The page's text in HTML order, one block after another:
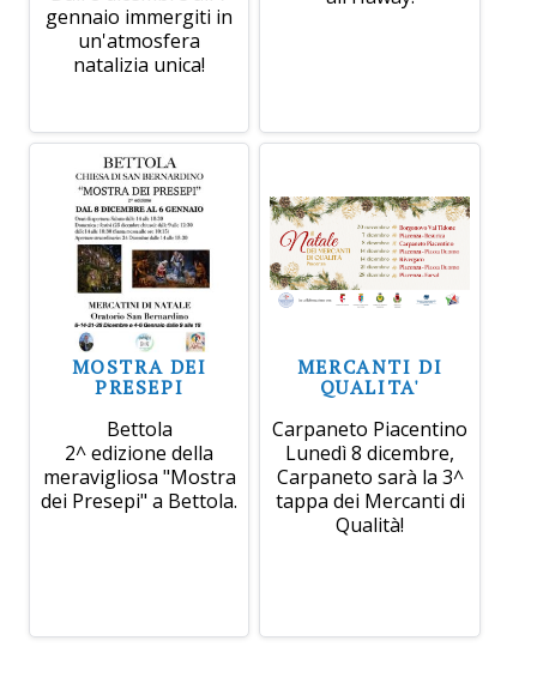
gennaio immergiti in
un'atmosfera
natalizia unica!
MOSTRA DEI
PRESEPI
Bettola
2^ edizione della
meravigliosa "Mostra
dei Presepi" a Bettola.
MERCANTI DI
QUALITA'
Carpaneto Piacentino
Lunedì 8 dicembre,
Carpaneto sarà la 3^
tappa dei Mercanti di
Qualità!